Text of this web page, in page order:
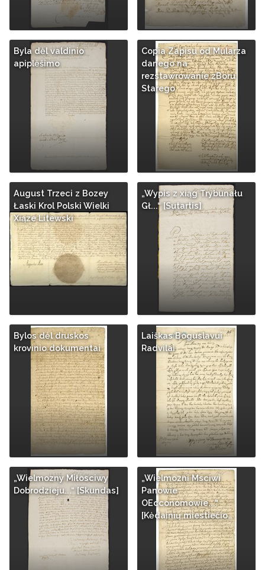
Byla dėl valdinio
apiplėšimo
Copia Zapisu od Mularza
danego na
rezstawrowanie zBoru
Starego
August Trzeci z Bozey
Łaski Krol Polski Wielki
Xiąze Litewski
„Wypis z xiąg Trybunału
Gł...“ [Sutartis]
Bylos dėl druskos
krovinio dokumentai
Laiškas Boguslavui
Radvilai
„Wielmozny Miłosciwy
Dobrodzieju...“ [Skundas]
„Wielmozni Msciwi
Panowie
OEcconomowie...“
[Kėdainių miestiečio…